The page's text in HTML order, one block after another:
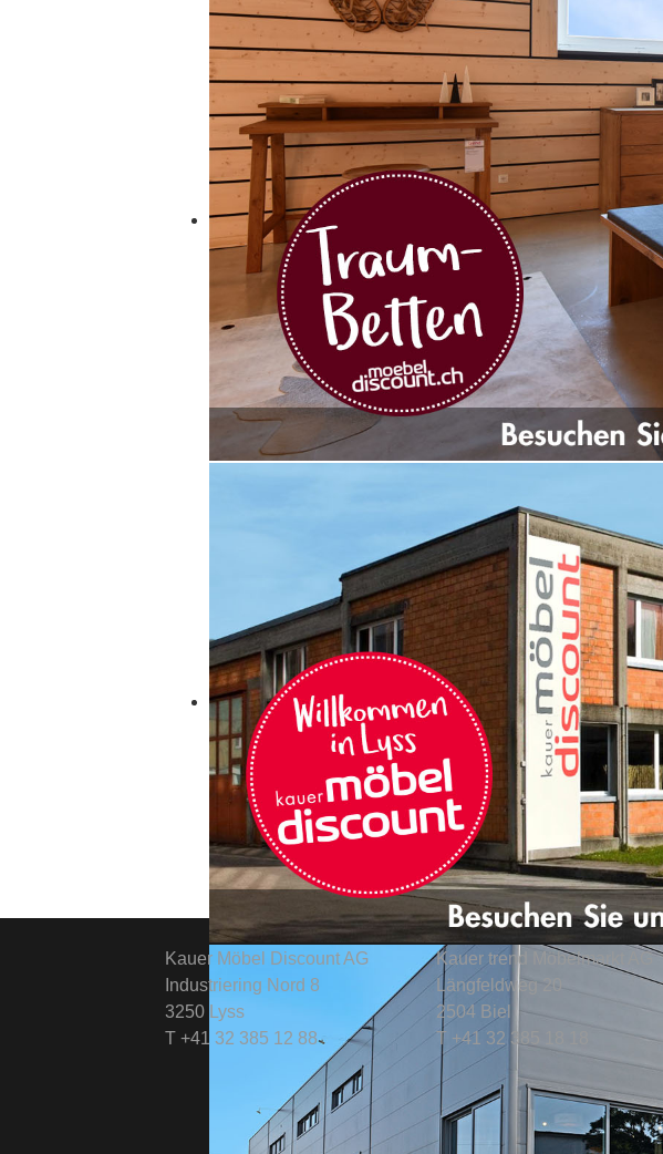
Kauer Möbel Discount AG
Industriering Nord 8
3250 Lyss
T +41 32 385 12 88
Kauer trend Möbelmarkt AG
Längfeldweg 20
2504 Biel
T +41 32 385 18 18